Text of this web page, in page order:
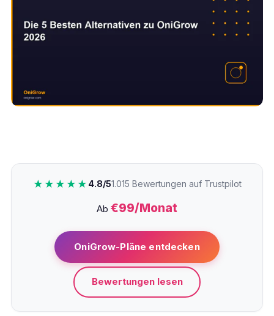
★★★★★ 4.8/51.015 Bewertungen auf Trustpilot
Ab €99/Monat
OniGrow-Pläne entdecken
Bewertungen lesen